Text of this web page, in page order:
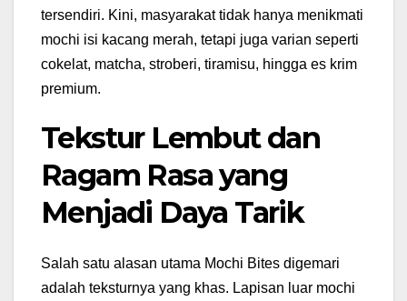
tersendiri. Kini, masyarakat tidak hanya menikmati
mochi isi kacang merah, tetapi juga varian seperti
cokelat, matcha, stroberi, tiramisu, hingga es krim
premium.
Tekstur Lembut dan
Ragam Rasa yang
Menjadi Daya Tarik
Salah satu alasan utama Mochi Bites digemari
adalah teksturnya yang khas. Lapisan luar mochi